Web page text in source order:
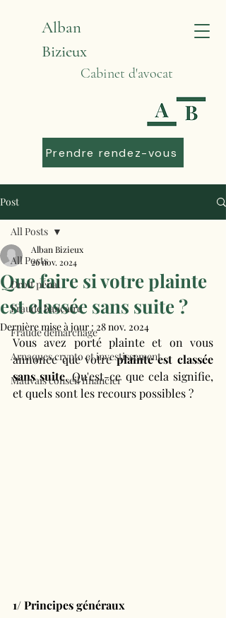
Alban
Bizieux
Cabinet d'avocat
Prendre rendez-vous
Post
All Posts
Droit pénal
Fraude bancaire
Fraude démarchage
Arnaques crypto et investissement
Mauvais conseil financier
All Posts
Que faire si votre plainte
est classée sans suite ?
Alban Bizieux
26 nov. 2024
Dernière mise à jour : 28 nov. 2024
Vous avez porté plainte et on vous
annonce que votre plainte est classée
sans suite. Qu'est-ce que cela signifie,
et quels sont les recours possibles ?
1/ Principes généraux